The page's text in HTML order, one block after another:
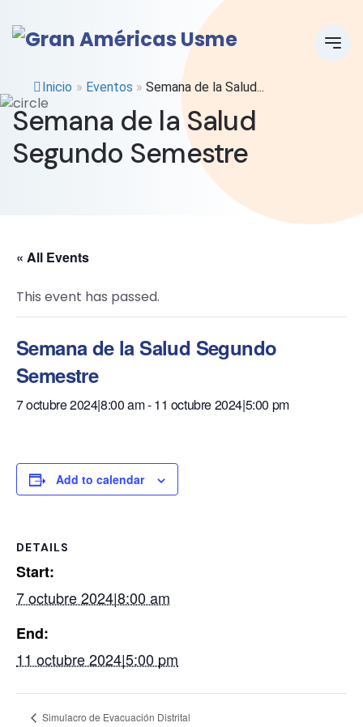
Inicio » Eventos » Semana de la Salud...
Semana de la Salud
Segundo Semestre
« All Events
This event has passed.
Semana de la Salud Segundo
Semestre
7 octubre 2024|8:00 am-11 octubre 2024|5:00 pm
Add to calendar
DETAILS
Start:
7 octubre 2024|8:00 am
End:
11 octubre 2024|5:00 pm
Simulacro de Evacuación Distrital